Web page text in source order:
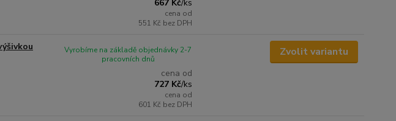
667 Kč/ks
cena od
551 Kč bez DPH
cena od
727 Kč/ks
cena od
601 Kč bez DPH
Vyrobíme na základě objednávky 2-7
pracovních dnů
Zvolit variantu